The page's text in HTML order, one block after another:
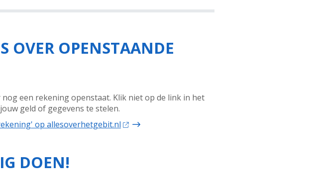
OVER OPENSTAANDE
een rekening openstaat. Klik niet op de link in het
geld of gegevens te stelen.
op allesoverhetgebit.nl
DOEN!